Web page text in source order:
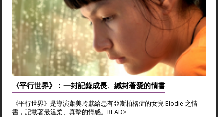
《平行世界》：一封記錄成長、緘封著愛的情書
《平行世界》是導演蕭美玲獻給患有亞斯柏格症的女兒 Elodie 之情
書，記載著最溫柔、真摯的情感。 READ>